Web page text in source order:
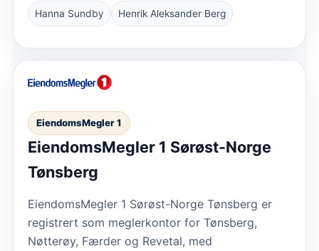
Hanna Sundby
Henrik Aleksander Berg
EiendomsMegler 1
EiendomsMegler 1 Sørøst-Norge
Tønsberg
EiendomsMegler 1 Sørøst-Norge Tønsberg er
registrert som meglerkontor for Tønsberg,
Nøtterøy, Færder og Revetal, med